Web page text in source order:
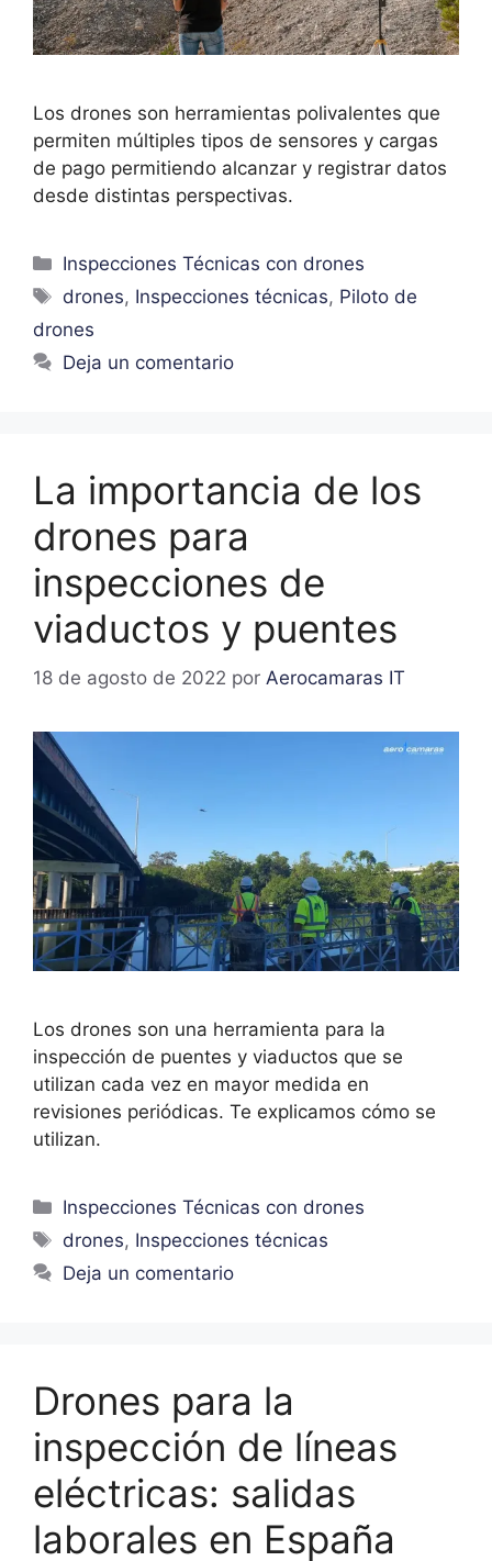
Los drones son herramientas polivalentes que
permiten múltiples tipos de sensores y cargas
de pago permitiendo alcanzar y registrar datos
desde distintas perspectivas.
Inspecciones Técnicas con drones
drones, Inspecciones técnicas, Piloto de
drones
Deja un comentario
La importancia de los
drones para
inspecciones de
viaductos y puentes
18 de agosto de 2022 por Aerocamaras IT
Los drones son una herramienta para la
inspección de puentes y viaductos que se
utilizan cada vez en mayor medida en
revisiones periódicas. Te explicamos cómo se
utilizan.
Inspecciones Técnicas con drones
drones, Inspecciones técnicas
Deja un comentario
Drones para la
inspección de líneas
eléctricas: salidas
laborales en España